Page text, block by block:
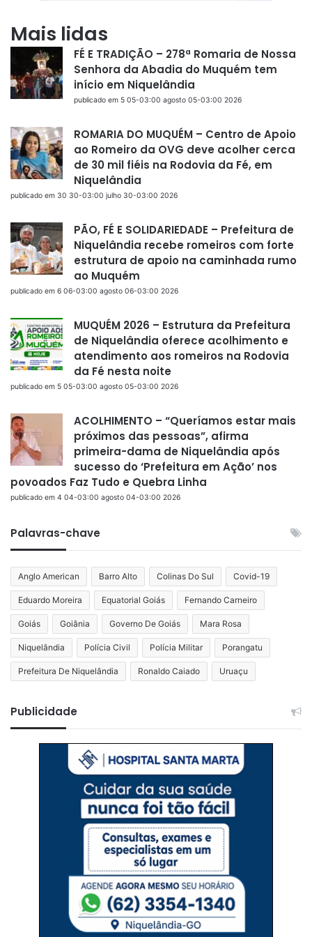
Mais lidas
FÉ E TRADIÇÃO – 278ª Romaria de Nossa
Senhora da Abadia do Muquém tem
início em Niquelândia
publicado em 5 05-03:00 agosto 05-03:00 2026
ROMARIA DO MUQUÉM – Centro de Apoio
ao Romeiro da OVG deve acolher cerca
de 30 mil fiéis na Rodovia da Fé, em
Niquelândia
publicado em 30 30-03:00 julho 30-03:00 2026
PÃO, FÉ E SOLIDARIEDADE – Prefeitura de
Niquelândia recebe romeiros com forte
estrutura de apoio na caminhada rumo
ao Muquém
publicado em 6 06-03:00 agosto 06-03:00 2026
MUQUÉM 2026 – Estrutura da Prefeitura
de Niquelândia oferece acolhimento e
atendimento aos romeiros na Rodovia
da Fé nesta noite
publicado em 5 05-03:00 agosto 05-03:00 2026
ACOLHIMENTO – “Queríamos estar mais
próximos das pessoas”, afirma
primeira-dama de Niquelândia após
sucesso do ‘Prefeitura em Ação’ nos
povoados Faz Tudo e Quebra Linha
publicado em 4 04-03:00 agosto 04-03:00 2026
Palavras-chave
Anglo American Barro Alto Colinas Do Sul Covid-19
Eduardo Moreira Equatorial Goiás Fernando Carneiro
Goiás Goiânia Governo De Goiás Mara Rosa
Niquelândia Polícia Civil Polícia Militar Porangatu
Prefeitura De Niquelândia Ronaldo Caiado Uruaçu
Publicidade